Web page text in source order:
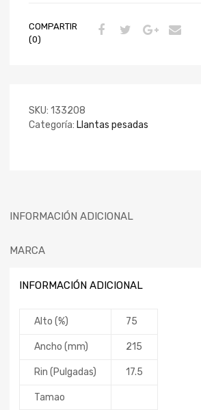
COMPARTIR
(0)
SKU: 133208
Categoría: Llantas pesadas
INFORMACIÓN ADICIONAL
MARCA
INFORMACIÓN ADICIONAL
Alto (%) 75
Ancho (mm) 215
Rin (Pulgadas) 17.5
Tamao